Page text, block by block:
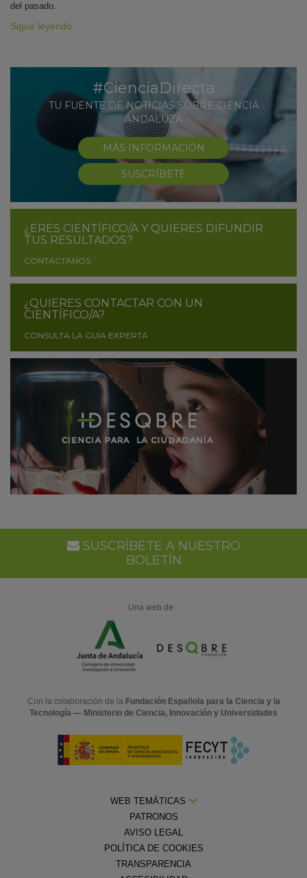
del pasado.
Sigue leyendo
#CienciaDirecta
TU FUENTE DE NOTICIAS SOBRE CIENCIA
ANDALUZA
MÁS INFORMACIÓN
SUSCRÍBETE
¿ERES CIENTÍFICO/A Y QUIERES DIFUNDIR
TUS RESULTADOS?
CONTÁCTANOS
¿QUIERES CONTACTAR CON UN
CIENTÍFICO/A?
CONSULTA LA GUÍA EXPERTA
SUSCRÍBETE A NUESTRO
BOLETÍN
Una web de:
Con la colaboración de la Fundación Española para la Ciencia y la
Tecnología — Ministerio de Ciencia, Innovación y Universidades
WEB TEMÁTICAS
PATRONOS
AVISO LEGAL
POLÍTICA DE COOKIES
TRANSPARENCIA